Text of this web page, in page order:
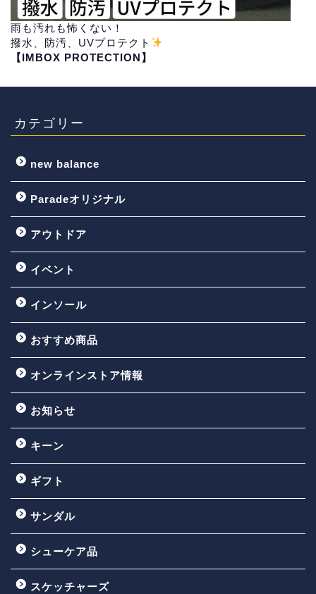
雨も汚れも怖くない！
撥水、防汚、UVプロテクト
【IMBOX PROTECTION】
カテゴリー
new balance
Paradeオリジナル
アウトドア
イベント
インソール
おすすめ商品
オンラインストア情報
お知らせ
キーン
ギフト
サンダル
シューケア品
スケッチャーズ